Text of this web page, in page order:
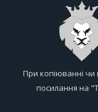
При копіюванні чи
посилання на